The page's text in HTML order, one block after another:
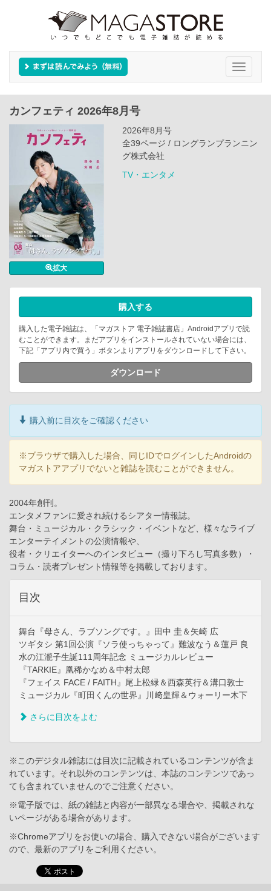
Toggle
カンフェティ 2026年8月号
拡大
2026年8月号
全39ページ / ロングランプランニン
グ株式会社
TV・エンタメ
購入する
購入した電子雑誌は、「マガストア 電子雑誌書店」Androidアプリで読
むことができます。まだアプリをインストールされていない場合には、
下記「アプリ内で買う」ボタンよりアプリをダウンロードして下さい。
ダウンロード
購入前に目次をご確認ください
※ブラウザで購入した場合、同じIDでログインしたAndroidの
マガストアアプリでないと雑誌を読むことができません。
2004年創刊。
エンタメファンに愛され続けるシアター情報誌。
舞台・ミュージカル・クラシック・イベントなど、様々なライブ
エンターテイメントの公演情報や、
役者・クリエイターへのインタビュー（撮り下ろし写真多数）・
コラム・読者プレゼント情報等を掲載しております。
目次
舞台『母さん、ラブソングです。』田中 圭＆矢崎 広
ツギタシ 第1回公演『ソラ使っちゃって』難波なう＆蓮戸 良
水の江瀧子生誕111周年記念 ミュージカルレビュー
『TARKIE』凰稀かなめ＆中村太郎
『フェイス FACE / FAITH』尾上松緑＆西森英行＆溝口敦士
ミュージカル『町田くんの世界』川﨑皇輝＆ウォーリー木下
さらに目次をよむ
※このデジタル雑誌には目次に記載されているコンテンツが含ま
れています。それ以外のコンテンツは、本誌のコンテンツであっ
ても含まれていませんのでご注意ください。
※電子版では、紙の雑誌と内容が一部異なる場合や、掲載されな
いページがある場合があります。
※Chromeアプリをお使いの場合、購入できない場合がございます
ので、最新のアプリをご利用ください。